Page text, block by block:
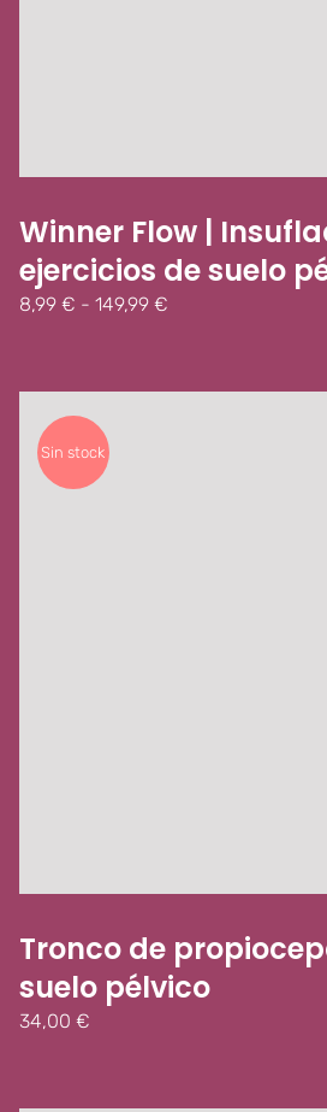
Winner Flow |
ejercicios de suelo
8,99 € - 149,99 €Rango
desde
Sin stock
Tronco de
suelo pélvico
34,00 €